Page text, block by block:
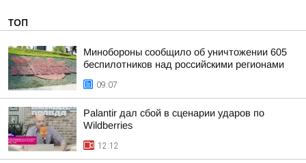
ТОП
Минобороны сообщило об уничтожении 605
беспилотников над российскими регионами
09:07
Palantir дал сбой в сценарии ударов по
Wildberries
12:12